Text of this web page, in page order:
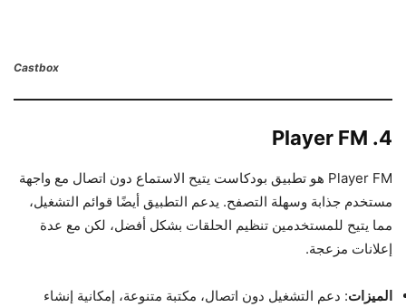
Castbox
4. Player FM
Player FM هو تطبيق بودكاست يتيح الاستماع دون اتصال مع واجهة
مستخدم جذابة وسهلة التصفح. يدعم التطبيق أيضًا قوائم التشغيل،
مما يتيح للمستخدمين تنظيم الحلقات بشكل أفضل، لكن مع عدة
إعلانات مزعجة.
الميزات: دعم التشغيل دون اتصال، مكتبة متنوعة، إمكانية إنشاء